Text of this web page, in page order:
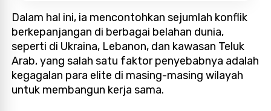
Dalam hal ini, ia mencontohkan sejumlah konflik
berkepanjangan di berbagai belahan dunia,
seperti di Ukraina, Lebanon, dan kawasan Teluk
Arab, yang salah satu faktor penyebabnya adalah
kegagalan para elite di masing-masing wilayah
untuk membangun kerja sama.